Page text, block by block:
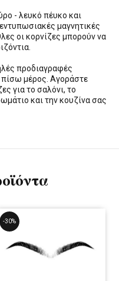
- λευκό πέυκο και
μαγνητικές
οι κορνίζες μπορούν να
προδιαγραφές
πίσω μέρος. Αγοράστε
για το σαλόνι, το
και την κουζίνα σας
-30%